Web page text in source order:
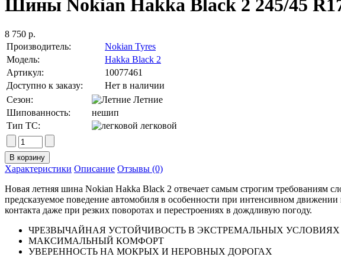
Шины Nokian Hakka Black 2 245/45
8 750 р.
Производитель:
Nokian Tyres
Модель:
Hakka Black 2
Артикул:
10077461
Доступно к заказу:
Нет в наличии
Сезон:
Летние
Шипованность:
нешип
Тип ТС:
легковой
Характеристики Описание Отзывы (0)
Новая летняя шина Nokian Hakka Black 2 отвечает самым строгим требованиям
предсказуемое поведение автомобиля в особенности при интенсивном
контакта даже при резких поворотах и перестроениях в дождливую погоду.
ЧРЕЗВЫЧАЙНАЯ УСТОЙЧИВОСТЬ В ЭКСТРЕМАЛЬНЫХ УСЛОВИЯХ
МАКСИМАЛЬНЫЙ КОМФОРТ
УВЕРЕННОСТЬ НА МОКРЫХ И НЕРОВНЫХ ДОРОГАХ